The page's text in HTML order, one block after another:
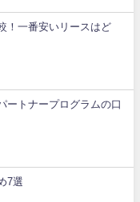
！一番安いリースはど
ートナープログラムの口
7選